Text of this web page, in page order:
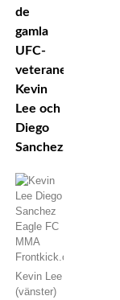
de
gamla
UFC-
veteranerna
Kevin
Lee och
Diego
Sanchez.
Kevin Lee
(vänster)